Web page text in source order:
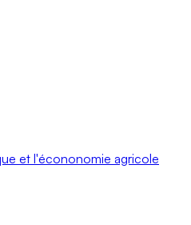
et l'écononomie agricole